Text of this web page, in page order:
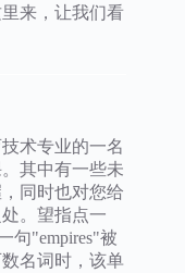
来，让我们看
术专业的一名
其中有一些未
同时也对您给
。望指点一
句"empires"被
名词时，该单